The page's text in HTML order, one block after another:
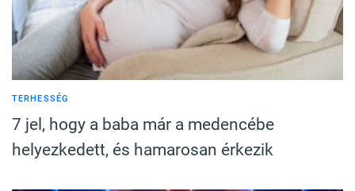
TERHESSÉG
7 jel, hogy a baba már a medencébe
helyezkedett, és hamarosan érkezik